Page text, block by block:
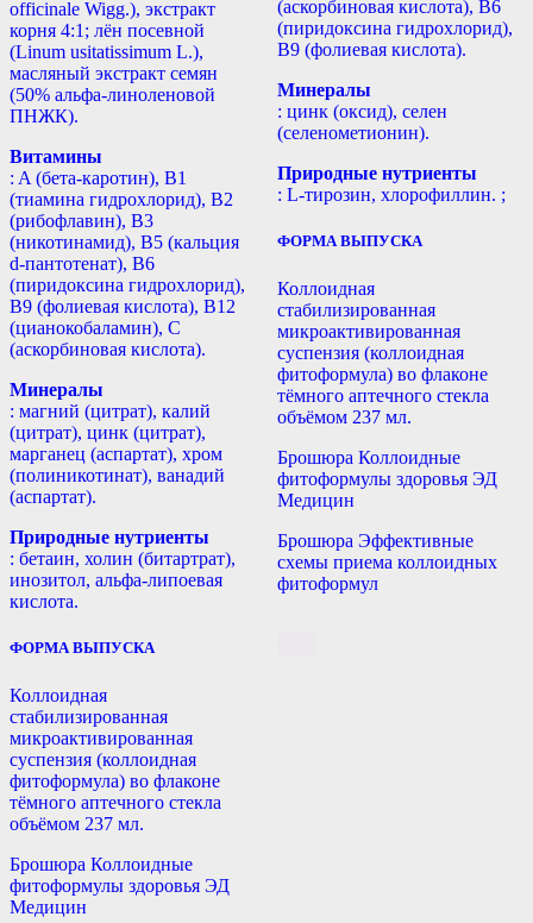
officinale Wigg.), экстракт
корня 4:1; лён посевной
(Linum usitatissimum L.),
масляный экстракт семян
(50% альфа-линоленовой
ПНЖК).
Витамины
: A (бета-каротин), B1
(тиамина гидрохлорид), B2
(рибофлавин), B3
(никотинамид), В5 (кальция
d-пантотенат), B6
(пиридоксина гидрохлорид),
B9 (фолиевая кислота), B12
(цианокобаламин), С
(аскорбиновая кислота).
Минералы
: магний (цитрат), калий
(цитрат), цинк (цитрат),
марганец (аспартат), хром
(полиникотинат), ванадий
(аспартат).
Природные нутриенты
: бетаин, холин (битартрат),
инозитол, альфа-липоевая
кислота.
ФОРМА ВЫПУСКА
Коллоидная
стабилизированная
микроактивированная
суспензия (коллоидная
фитоформула) во флаконе
тёмного аптечного стекла
объёмом 237 мл.
Брошюра Коллоидные
фитоформулы здоровья ЭД
Медицин
(аскорбиновая кислота), B6
(пиридоксина гидрохлорид),
B9 (фолиевая кислота).
Минералы
: цинк (оксид), селен
(селенометионин).
Природные нутриенты
: L-тирозин, хлорофиллин. ;
ФОРМА ВЫПУСКА
Коллоидная
стабилизированная
микроактивированная
суспензия (коллоидная
фитоформула) во флаконе
тёмного аптечного стекла
объёмом 237 мл.
Брошюра Коллоидные
фитоформулы здоровья ЭД
Медицин
Брошюра Эффективные
схемы приема коллоидных
фитоформул